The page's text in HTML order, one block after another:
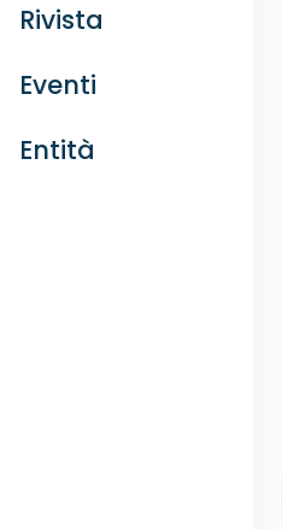
Rivista
Eventi
Entità